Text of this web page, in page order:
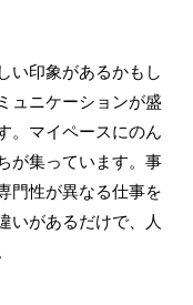
い印象があるかもし
ュニケーションが盛
。マイペースにのん
が集っています。事
門性が異なる仕事を
いがあるだけで、人